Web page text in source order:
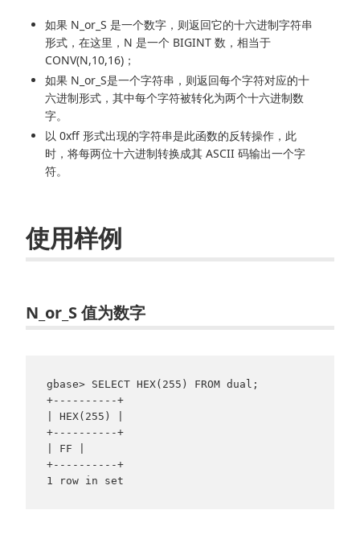
如果 N_or_S 是一个数字，则返回它的十六进制字符串
形式，在这里，N 是一个 BIGINT 数，相当于
CONV(N,10,16)；
如果 N_or_S是一个字符串，则返回每个字符对应的十
六进制形式，其中每个字符被转化为两个十六进制数
字。
以 0xff 形式出现的字符串是此函数的反转操作，此
时，将每两位十六进制转换成其 ASCII 码输出一个字
符。
使用样例
N_or_S 值为数字
gbase> SELECT HEX(255) FROM dual;
+----------+
| HEX(255) |
+----------+
| FF |
+----------+